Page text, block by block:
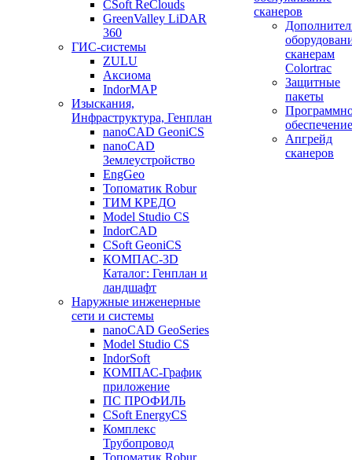
CSoft ReClouds
GreenValley LiDAR
360
ГИС-системы
ZULU
Аксиома
IndorMAP
Изыскания,
Инфраструктура, Генплан
nanoCAD GeoniCS
nanoCAD
Землеустройство
EngGeo
Топоматик Robur
ТИМ КРЕДО
Model Studio CS
IndorCAD
CSoft GeoniCS
КОМПАС-3D
Каталог: Генплан и
ландшафт
Наружные инженерные
сети и системы
nanoCAD GeoSeries
Model Studio CS
IndorSoft
КОМПАС-График
приложение
ПС ПРОФИЛЬ
CSoft EnergyCS
Комплекс
Трубопровод
Топоматик Robur
сканеров
сканерам
Colortrac
Защитные
пакеты
обеспечение
Апгрейд
сканеров